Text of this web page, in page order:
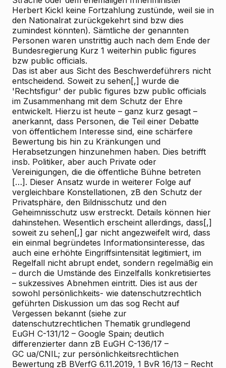
Herbert Kickl keine Fortzahlung zustünde, weil sie in
den Nationalrat zurückgekehrt sind bzw dies
zumindest könnten). Sämtliche der genannten
Personen waren unstrittig auch nach dem Ende der
Bundesregierung Kurz 1 weiterhin public figures
bzw public officials.
Das ist aber aus Sicht des Beschwerdeführers nicht
entscheidend. Soweit zu sehen[,] wurde die
'Rechtsfigur' der public figures bzw public officials
im Zusammenhang mit dem Schutz der Ehre
entwickelt. Hierzu ist heute – ganz kurz gesagt –
anerkannt, dass Personen, die Teil einer Debatte
von öffentlichem Interesse sind, eine schärfere
Bewertung bis hin zu Kränkungen und
Herabsetzungen hinzunehmen haben. Dies betrifft
insb. Politiker, aber auch Private oder
Vereinigungen, die die öffentliche Bühne betreten
[…]. Dieser Ansatz wurde in weiterer Folge auf
vergleichbare Konstellationen, zB den Schutz der
Privatsphäre, den Bildnisschutz und den
Geheimnisschutz usw erstreckt. Details können hier
dahinstehen. Wesentlich erscheint allerdings, dass[,]
soweit zu sehen[,] gar nicht angezweifelt wird, dass
ein einmal begründetes Informationsinteresse, das
auch eine erhöhte Eingriffsintensität legitimiert, im
Regelfall nicht abrupt endet, sondern regelmäßig ein
– durch die Umstände des Einzelfalls konkretisiertes
– sukzessives Abnehmen eintritt. Dies ist aus der
sowohl persönlichkeits- wie datenschutzrechtlich
geführten Diskussion um das sog Recht auf
Vergessen bekannt (siehe zur
datenschutzrechtlichen Thematik grundlegend
EuGH C-131/12 – Google Spain; deutlich
differenzierter dann zB EuGH C-136/17 –
GC ua/CNIL; zur persönlichkeitsrechtlichen
Bewertung zB BVerfG 6.11.2019, 1 BvR 16/13 – Recht